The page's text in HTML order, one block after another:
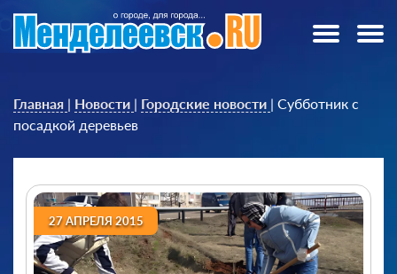
Главная | Новости | Городские новости | Субботник с
посадкой деревьев
27 АПРЕЛЯ 2015